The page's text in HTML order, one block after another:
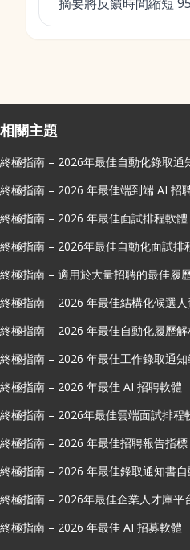
相關主題
終極指南 – 2026年最佳自動化錄取通
終極指南 – 2026 年最佳端到端 AI 招
終極指南 – 2026 年最佳面試排程軟體
終極指南 – 2026年最佳自動化面試排
終極指南 – 適用於大量招聘的最佳履
終極指南 – 2026 年最佳結構化候選
終極指南 – 2026 年最佳自動化履歷
終極指南 – 2026 年最佳工作錄取通
終極指南 – 2026 年最佳 AI 招聘軟體
終極指南 – 2026年最佳雲端面試排程
終極指南 – 2026 年最佳招聘報告指標
終極指南 – 2026 年最佳錄取通知書
終極指南 – 2026年最佳企業人才庫平
終極指南 – 2026 年最佳 AI 招募軟體